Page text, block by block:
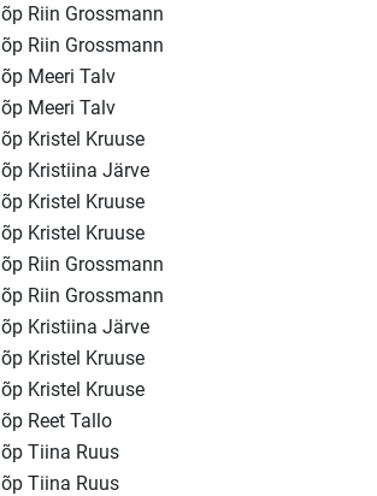
õp Riin Grossmann
õp Riin Grossmann
õp Meeri Talv
õp Meeri Talv
õp Kristel Kruuse
õp Kristiina Järve
õp Kristel Kruuse
õp Kristel Kruuse
õp Riin Grossmann
õp Riin Grossmann
õp Kristiina Järve
õp Kristel Kruuse
õp Kristel Kruuse
õp Reet Tallo
õp Tiina Ruus
õp Tiina Ruus